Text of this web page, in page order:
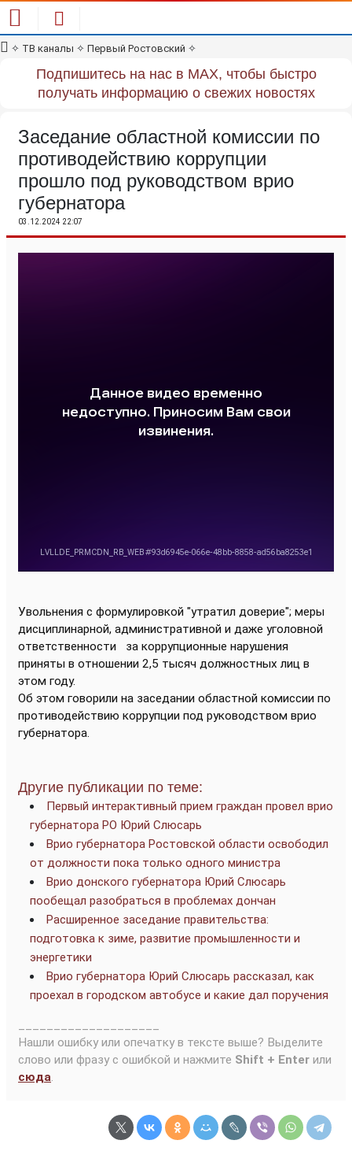
✧ ТВ каналы ✧ Первый Ростовский ✧
Подпишитесь на нас в MAX, чтобы быстро
получать информацию о свежих новостях
Заседание областной комиссии по
противодействию коррупции
прошло под руководством врио
губернатора
03.12.2024 22:07
Увольнения с формулировкой "утратил доверие"; меры
дисциплинарной, административной и даже уголовной
ответственности
за коррупционные нарушения
приняты в отношении 2,5 тысяч должностных лиц в
этом году.
Об этом говорили на заседании областной комиссии по
противодействию коррупции под руководством врио
губернатора.
Другие публикации по теме:
Первый интерактивный прием граждан провел врио
губернатора РО Юрий Слюсарь
Врио губернатора Ростовской области освободил
от должности пока только одного министра
Врио донского губернатора Юрий Слюсарь
пообещал разобраться в проблемах дончан
Расширенное заседание правительства:
подготовка к зиме, развитие промышленности и
энергетики
Врио губернатора Юрий Слюсарь рассказал, как
проехал в городском автобусе и какие дал поручения
Нашли ошибку или опечатку в тексте выше? Выделите
слово или фразу с ошибкой и нажмите Shift + Enter или
сюда.